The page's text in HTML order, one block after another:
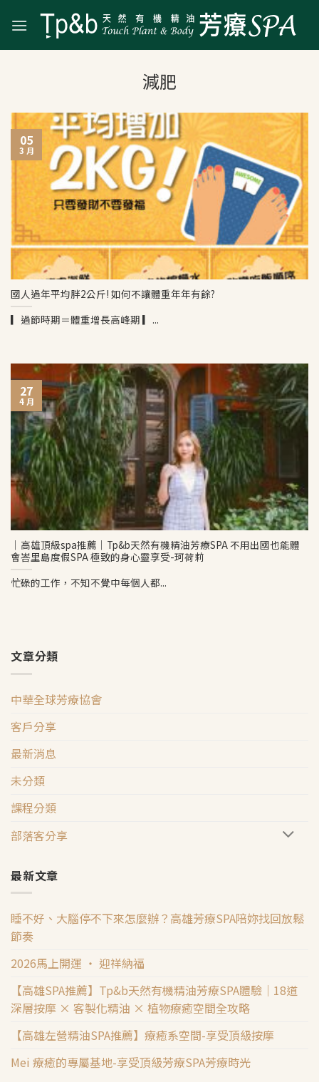
文章分類
中華全球芳療協會
客戶分享
最新消息
未分類
課程分類
部落客分享
最新文章
睡不好、大腦停不下來怎麼辦？高雄芳療SPA陪妳找回放鬆
節奏
2026馬上開運 ‧ 迎祥納福
【高雄SPA推薦】Tp&b天然有機精油芳療SPA體驗｜18道
深層按摩 × 客製化精油 × 植物療癒空間全攻略
【高雄左營精油SPA推薦】療癒系空間-享受頂級按摩
Mei 療癒的專屬基地-享受頂級芳療SPA芳療時光
國人過年平均胖2公斤! 如何不讓體重年年有餘?
▎過節時期＝體重增長高峰期 ▎...
05
3 月
│高雄頂級spa推薦│Tp&b天然有機精油芳療SPA 不用出國也能體
會峇里島度假SPA 極致的身心靈享受-珂荷莉
忙碌的工作，不知不覺中每個人都...
27
4 月